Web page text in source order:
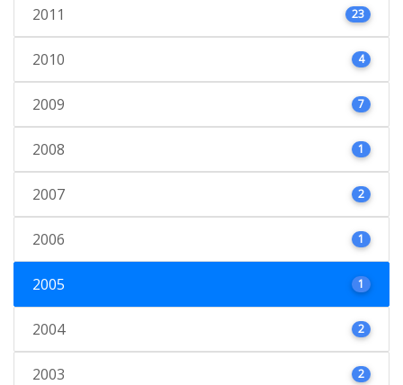
2011 23
2010 4
2009 7
2008 1
2007 2
2006 1
2005 1
2004 2
2003 2